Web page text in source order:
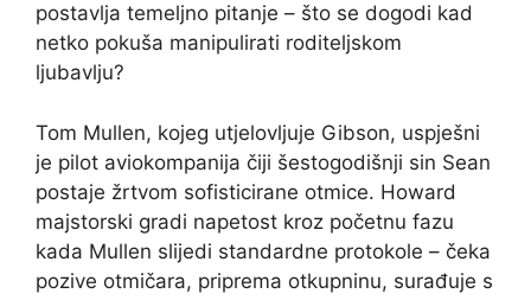
postavlja temeljno pitanje – što se dogodi kad
netko pokuša manipulirati roditeljskom
ljubavlju?
Tom Mullen, kojeg utjelovljuje Gibson, uspješni
je pilot aviokompanija čiji šestogodišnji sin Sean
postaje žrtvom sofisticirane otmice. Howard
majstorski gradi napetost kroz početnu fazu
kada Mullen slijedi standardne protokole – čeka
pozive otmičara, priprema otkupninu, surađuje s